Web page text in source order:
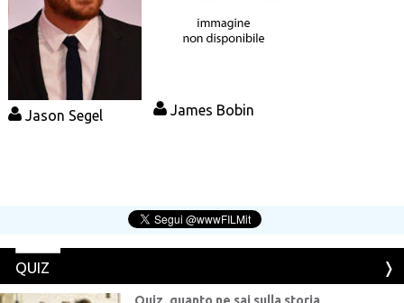
Jason Segel James Bobin
QUIZ